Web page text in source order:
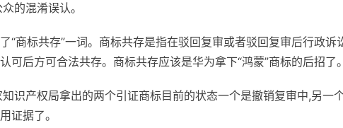
的混淆误认。
“商标共存”一词。商标共存是指在驳回复审或者驳回复审后行政
可后方可合法共存。商标共存应该是华为拿下“鸿蒙”商标的后招了
识产权局拿出的两个引证商标目前的状态一个是撤销复审中,另一
证据了。